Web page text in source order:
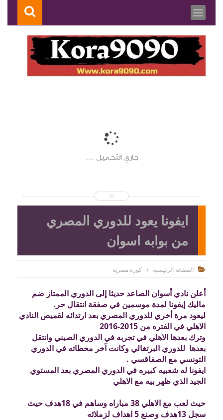
جاري التحميل ...
ايفونا يعود للدوري المصري
من بوابه اسوان
 الصفحة الرئيسية كورة مصرية
أعلن نادي أسوان الصاعد حديثا إلى الدوري الممتاز ضم
ماليك إيفونا لمدة موسمين في صفقة انتقال حر.
ليعود مرة أخري للدوري المصري بعد ارتدائه لقميص النادي
الاهلي في الفتره من 2015
-2016
وترك بعدها الاهلي في تجربه في الدوري الصيني وانتقل
بعدها للدوري البرتغالي وكانت آخر محطاته في الدوري
التونسي مع الصفاقسي .
ايفونا له شعبيه كبيره في الدوري المصري بعد المستوي
الجيد الذي ظهر بيه مع الاهلي
حيث لعب مع الاهلي 38 مباراه وساهم في 18هدف
حيث
سجل 13هدف وصنع 5 اهداف لزملائه